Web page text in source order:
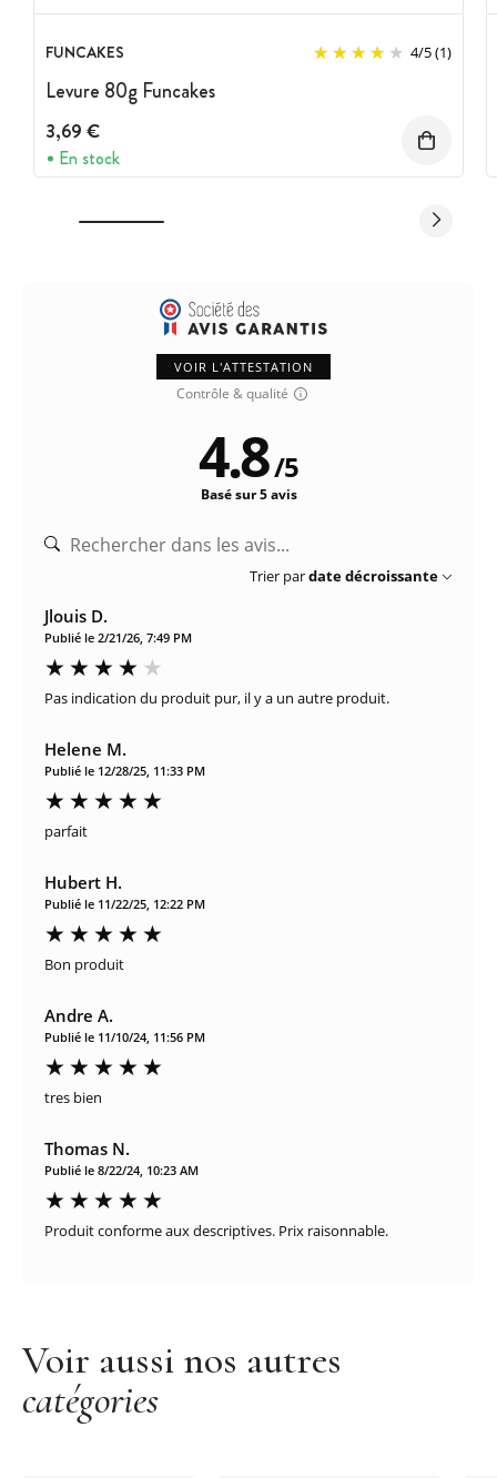
FUNCAKES 4/5(1)
Levure 80g Funcakes
3,69 €
En stock
VOIR L'ATTESTATION
Contrôle & qualité
4.8/5
Basé sur 5 avis
Trier pardate décroissante
Jlouis D.
Publié le 2/21/26, 7:49 PM
Pas indication du produit pur, il y a un autre produit.
Helene M.
Publié le 12/28/25, 11:33 PM
parfait
Hubert H.
Publié le 11/22/25, 12:22 PM
Bon produit
Andre A.
Publié le 11/10/24, 11:56 PM
tres bien
Thomas N.
Publié le 8/22/24, 10:23 AM
Produit conforme aux descriptives. Prix raisonnable.
Voir aussi nos autres
catégories